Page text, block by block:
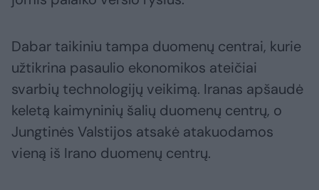
Dabar taikiniu tampa duomenų centrai, kurie
užtikrina pasaulio ekonomikos ateičiai
svarbių technologijų veikimą. Iranas apšaudė
keletą kaimyninių šalių duomenų centrų, o
Jungtinės Valstijos atsakė atakuodamos
vieną iš Irano duomenų centrų.